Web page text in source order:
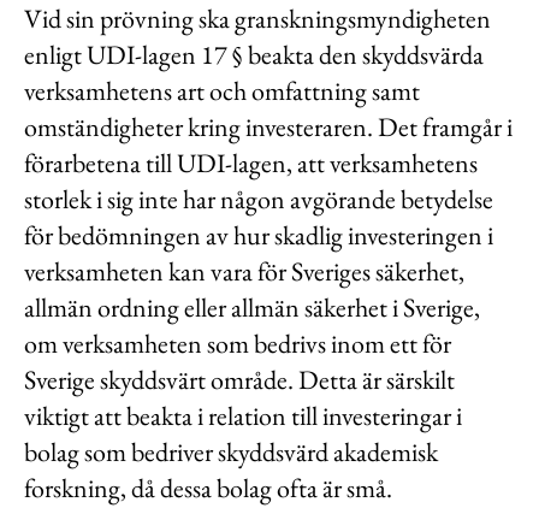
Vid sin prövning ska granskningsmyndigheten
enligt UDI-lagen 17 § beakta den skyddsvärda
verksamhetens art och omfattning samt
omständigheter kring investeraren. Det framgår i
förarbetena till UDI-lagen, att verksamhetens
storlek i sig inte har någon avgörande betydelse
för bedömningen av hur skadlig investeringen i
verksamheten kan vara för Sveriges säkerhet,
allmän ordning eller allmän säkerhet i Sverige,
om verksamheten som bedrivs inom ett för
Sverige skyddsvärt område. Detta är särskilt
viktigt att beakta i relation till investeringar i
bolag som bedriver skyddsvärd akademisk
forskning, då dessa bolag ofta är små.